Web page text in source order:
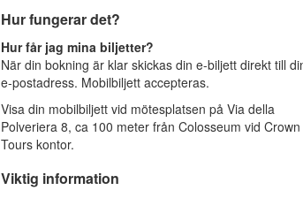
Hur fungerar det?
Hur får jag mina biljetter?
När din bokning är klar skickas din e-biljett direkt till
e-postadress. Mobilbiljett accepteras.
Visa din mobilbiljett vid mötesplatsen på Via della
Polveriera 8, ca 100 meter från Colosseum vid Crown
Tours kontor.
Viktig information